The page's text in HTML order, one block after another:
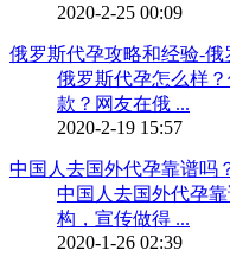
2020-2-25 00:09
俄罗斯代孕攻略和经验-
俄罗斯代孕怎么样
款？网友在俄 ...
2020-2-19 15:57
中国人去国外代孕靠谱吗
中国人去国外代孕
构，宣传做得 ...
2020-1-26 02:39